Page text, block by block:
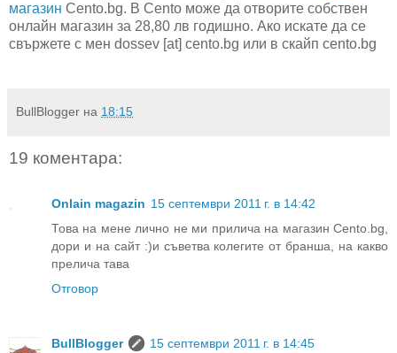
магазин Cento.bg. В Cento може да отворите собствен
онлайн магазин за 28,80 лв годишно. Ако искате да се
свържете с мен dossev [at] cento.bg или в скайп cento.bg
BullBlogger на 18:15
19 коментара:
Onlain magazin 15 септември 2011 г. в 14:42
Това на мене лично не ми прилича на магазин Cento.bg,
дори и на сайт :)и съветва колегите от бранша, на какво
прелича тава
Отговор
BullBlogger
15 септември 2011 г. в 14:45